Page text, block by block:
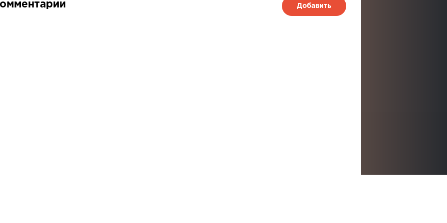
Добавить